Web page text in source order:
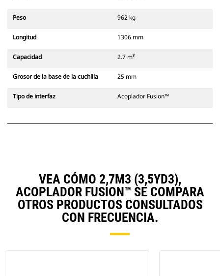
Peso 962 kg
Longitud 1306 mm
Capacidad 2.7 m³
Grosor de la base de la cuchilla 25 mm
Tipo de interfaz Acoplador Fusion™
VEA CÓMO 2,7M3 (3,5YD3),
ACOPLADOR FUSION™ SE COMPARA
OTROS PRODUCTOS CONSULTADOS
CON FRECUENCIA.